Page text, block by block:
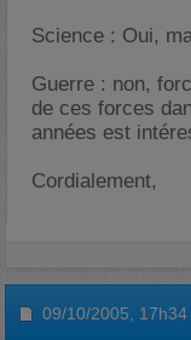
Science : Oui,
Guerre : non,
de ces forces
années est
Cordialement,
09/10/2005, 17h34